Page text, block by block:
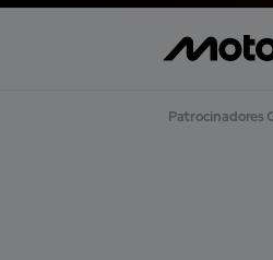
Patrocinadores